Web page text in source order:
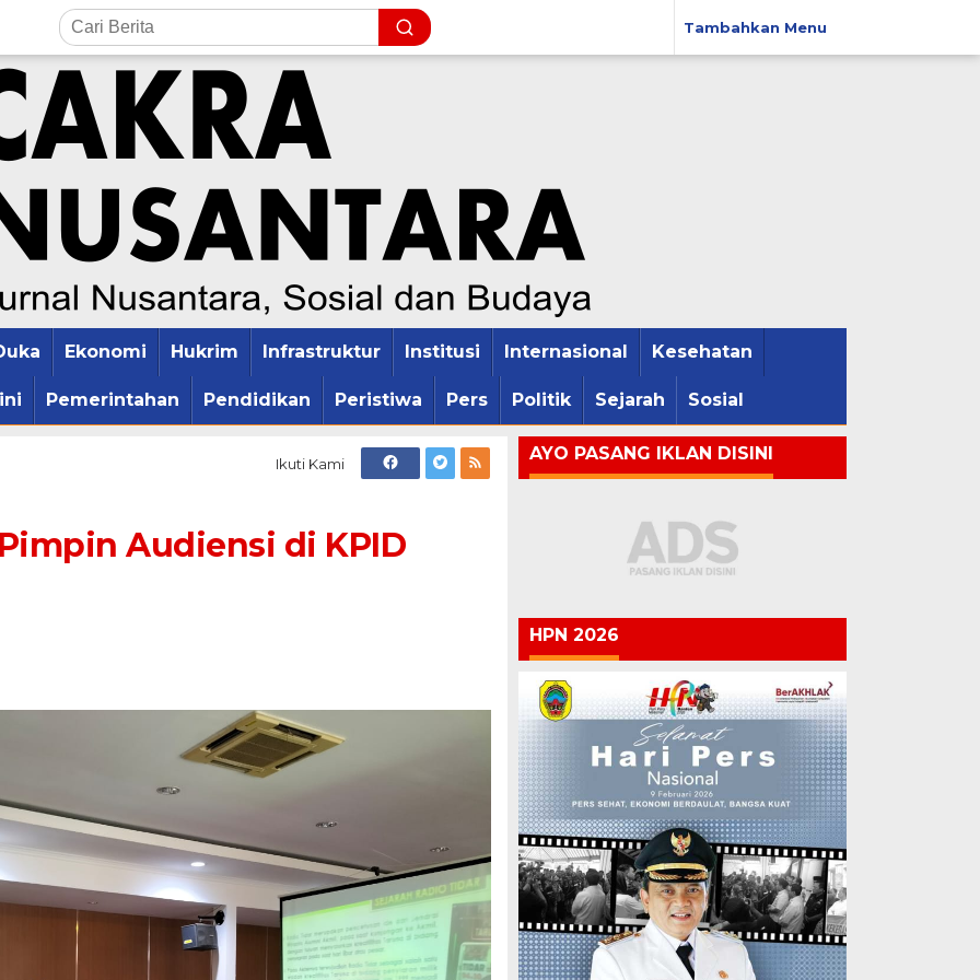
Tambahkan Menu
Ekonomi Hukrim Infrastruktur Institusi Internasional Kesehatan
Pemerintahan Pendidikan Peristiwa Pers Politik Sejarah Sosial
Ikuti Kami
Audiensi di KPID
AYO PASANG IKLAN DISINI
HPN 2026